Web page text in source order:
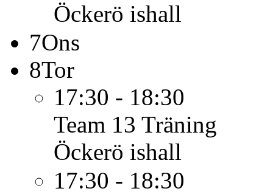
Öckerö ishall
7Ons
8Tor
17:30 - 18:30
Team 13 Träning
Öckerö ishall
17:30 - 18:30